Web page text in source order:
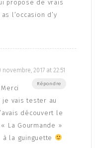
propose de vrais
l’occasion d’y
novembre, 2017 at 22:51
Répondre
je vais tester au
découvert le
La Gourmande »
à la guinguette